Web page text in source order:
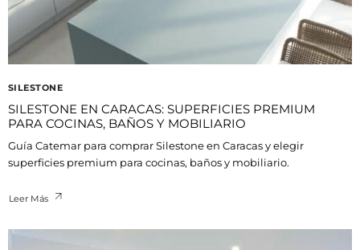
SILESTONE
SILESTONE EN CARACAS: SUPERFICIES PREMIUM
PARA COCINAS, BAÑOS Y MOBILIARIO
Guía Catemar para comprar Silestone en Caracas y elegir
superficies premium para cocinas, baños y mobiliario.
Leer Más